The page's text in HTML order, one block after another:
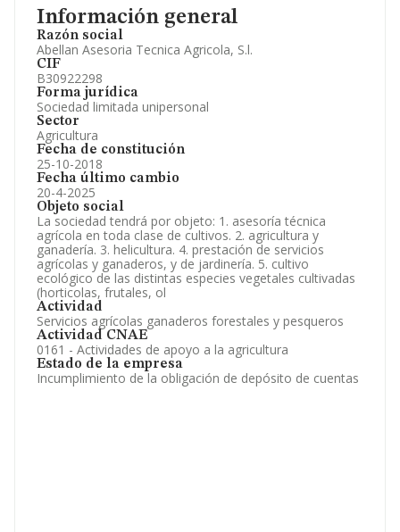
Información general
Razón social
Abellan Asesoria Tecnica Agricola, S.l.
CIF
B30922298
Forma jurídica
Sociedad limitada unipersonal
Sector
Agricultura
Fecha de constitución
25-10-2018
Fecha último cambio
20-4-2025
Objeto social
La sociedad tendrá por objeto: 1. asesoría técnica
agrícola en toda clase de cultivos. 2. agricultura y
ganadería. 3. helicultura. 4. prestación de servicios
agrícolas y ganaderos, y de jardinería. 5. cultivo
ecológico de las distintas especies vegetales cultivadas
(horticolas, frutales, ol
Actividad
Servicios agrícolas ganaderos forestales y pesqueros
Actividad CNAE
0161 - Actividades de apoyo a la agricultura
Estado de la empresa
Incumplimiento de la obligación de depósito de cuentas
Información oficial y registral complementaria.